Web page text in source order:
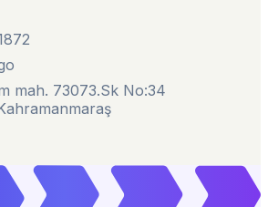
mah. 73073.Sk No:34